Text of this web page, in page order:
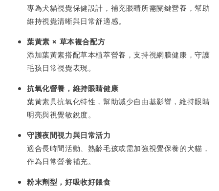
專為犬貓視覺保健設計，補充眼睛所需關鍵營養，幫助
維持視覺清晰與日常舒適感。
葉黃素 × 草本複合配方
添加葉黃素搭配草本植萃營養，支持視網膜健康，守護
毛孩日常視覺表現。
抗氧化營養，維持眼睛健康
葉黃素具抗氧化特性，幫助減少自由基影響，維持眼睛
明亮與視覺敏銳度。
守護夜間視力與日常活力
適合長時間活動、熟齡毛孩或需加強視覺保養的犬貓，
作為日常營養補充。
粉末劑型，好吸收好餵食